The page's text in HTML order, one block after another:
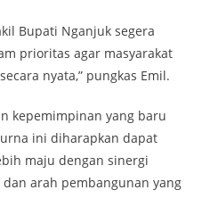
Bupati Nganjuk segera
prioritas agar masyarakat
nyata,” pungkas Emil.
kepemimpinan yang baru
ini diharapkan dapat
maju dengan sinergi
arah pembangunan yang